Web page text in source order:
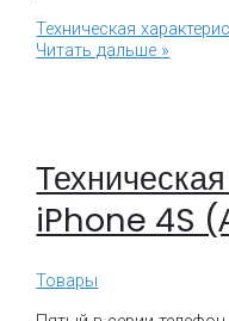
Техническая
Читать дальше »
iPhone 4S
Товары